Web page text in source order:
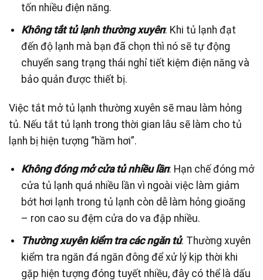
tốn nhiều điện năng.
Không tắt tủ lạnh thường xuyên: Khi tủ lạnh đạt
đến độ lạnh mà bạn đã chọn thì nó sẽ tự động
chuyển sang trạng thái nghỉ tiết kiệm điện năng và
bảo quản được thiết bị.
Việc tắt mở tủ lạnh thường xuyên sẽ mau làm hỏng
tủ. Nếu tắt tủ lạnh trong thời gian lâu sẽ làm cho tủ
lạnh bị hiện tượng “hầm hơi”.
Không đóng mở cửa tủ nhiều lần: Hạn chế đóng mở
cửa tủ lạnh quá nhiều lần vì ngoài việc làm giảm
bớt hơi lạnh trong tủ lạnh còn dễ làm hỏng gioăng
– ron cao su đệm cửa do va đập nhiều.
Thường xuyên kiểm tra các ngăn tủ: Thường xuyên
kiểm tra ngăn đá ngăn đông để xử lý kịp thời khi
gặp hiện tượng đóng tuyết nhiều, đây có thể là dấu